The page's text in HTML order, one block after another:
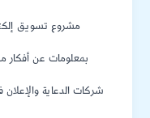
مشروع تسويق
بمعلومات عن أفكار
شركات الدعاية